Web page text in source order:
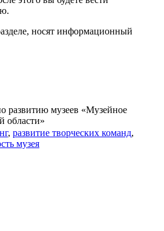
носят информационный
развитию музеев «Музейное
области»
, развитие творческих команд,
музея